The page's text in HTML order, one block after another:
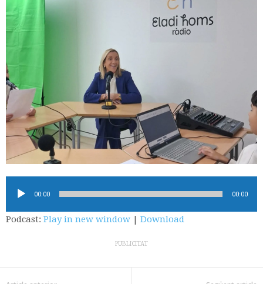
d'àudio00:00 00:00
Podcast: Play in new window | Download
PUBLICITAT